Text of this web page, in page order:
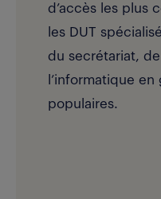
d’accès les plus
les DUT
du secrétariat,
l’informatique
populaires.